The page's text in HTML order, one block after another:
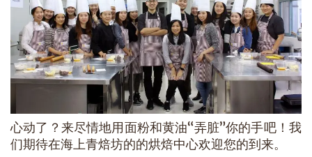
心动了？来尽情地用面粉和黄油“弄脏”你的手吧！我
们期待在海上青焙坊的的烘焙中心欢迎您的到来。